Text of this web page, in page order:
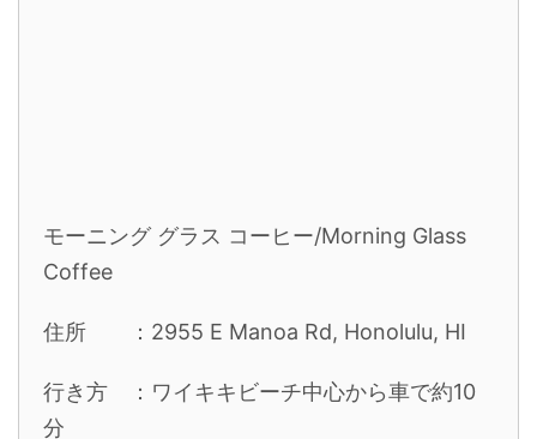
モーニング グラス コーヒー/Morning Glass
Coffee
住所 ：2955 E Manoa Rd, Honolulu, HI
行き方 ：ワイキキビーチ中心から車で約10
分